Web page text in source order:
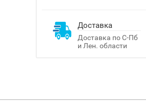
Доставка
Доставка по С-Пб
и Лен. области